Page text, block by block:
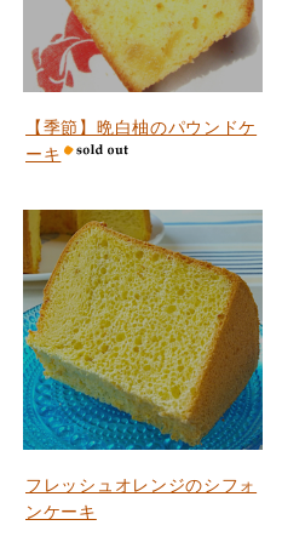
【季節】晩白柚のパウンドケ
ーキ
フレッシュオレンジのシフォ
ンケーキ